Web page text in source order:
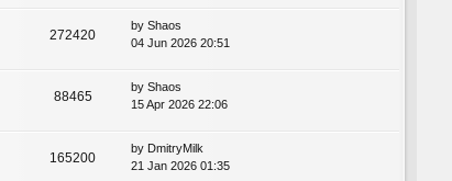
272420
by Shaos
04 Jun 2026 20:51
88465
by Shaos
15 Apr 2026 22:06
165200
by DmitryMilk
21 Jan 2026 01:35